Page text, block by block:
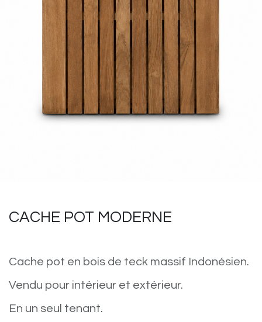
CACHE POT MODERNE
Cache pot en bois de teck massif Indonésien.
Vendu pour intérieur et extérieur.
En un seul tenant.